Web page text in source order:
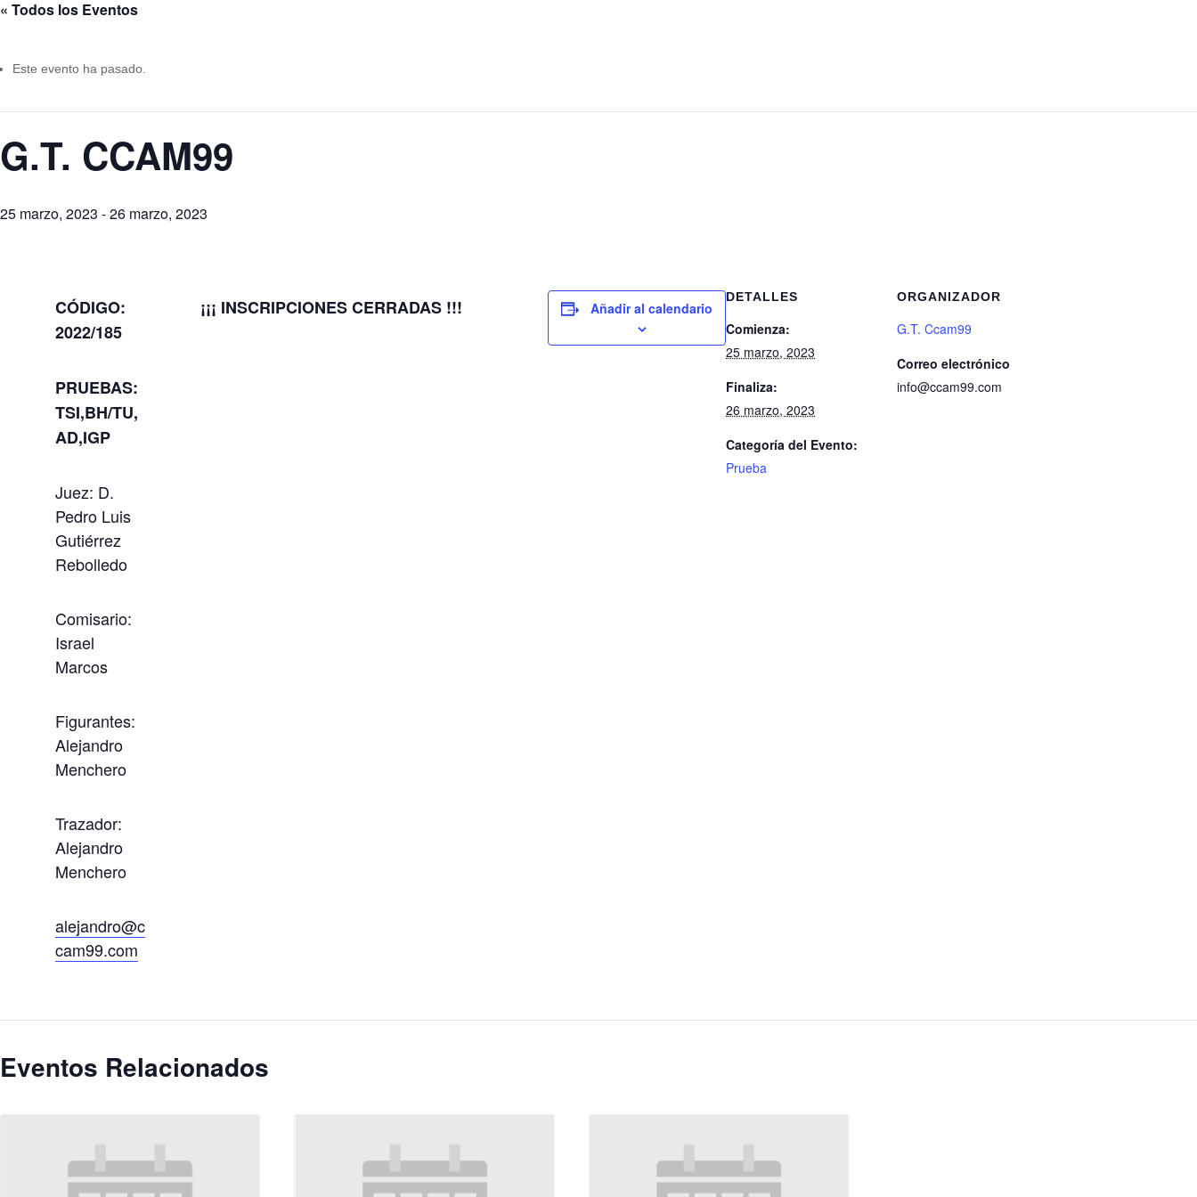
« Todos los Eventos
Este evento ha pasado.
G.T. CCAM99
25 marzo, 2023 -26 marzo, 2023
CÓDIGO:
2022/185
PRUEBAS:
TSI,BH/TU,
AD,IGP
Juez: D.
Pedro Luis
Gutiérrez
Rebolledo
Comisario:
Israel
Marcos
Figurantes:
Alejandro
Menchero
Trazador:
Alejandro
Menchero
alejandro@c
cam99.com
¡¡¡ INSCRIPCIONES CERRADAS !!! Añadir al calendario
DETALLES
Comienza:
25 marzo, 2023
Finaliza:
26 marzo, 2023
Categoría del Evento:
Prueba
ORGANIZADOR
G.T. Ccam99
Correo electrónico
info@ccam99.com
Eventos Relacionados